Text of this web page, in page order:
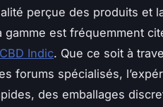
perçue des produits et
est fréquemment
Indic. Que ce soit à
forums spécialisés,
des emballages